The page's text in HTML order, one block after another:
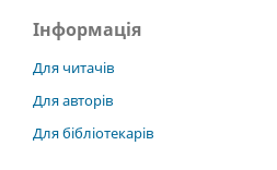
Інформація
Для читачів
Для авторів
Для бібліотекарів